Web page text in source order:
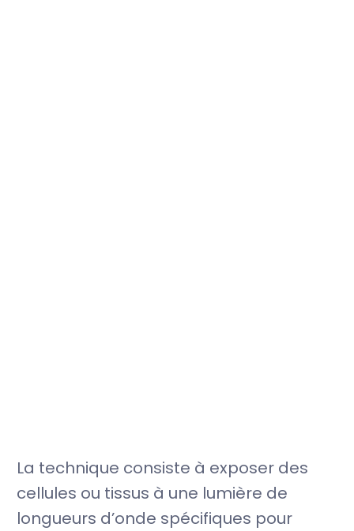
La technique consiste à exposer des
cellules ou tissus à une lumière de
longueurs d’onde spécifiques pour